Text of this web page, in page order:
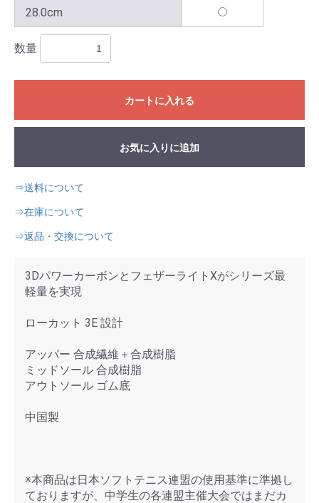
28.0cm
数量
カートに入れる
お気に入りに追加
⇒送料について
⇒在庫について
⇒返品・交換について
3DパワーカーボンとフェザーライトXがシリーズ最
軽量を実現
ローカット 3E 設計
アッパー 合成繊維＋合成樹脂
ミッドソール 合成樹脂
アウトソール ゴム底
中国製
※本商品は日本ソフトテニス連盟の使用基準に準拠し
ておりますが、中学生の各連盟主催大会ではまだカ